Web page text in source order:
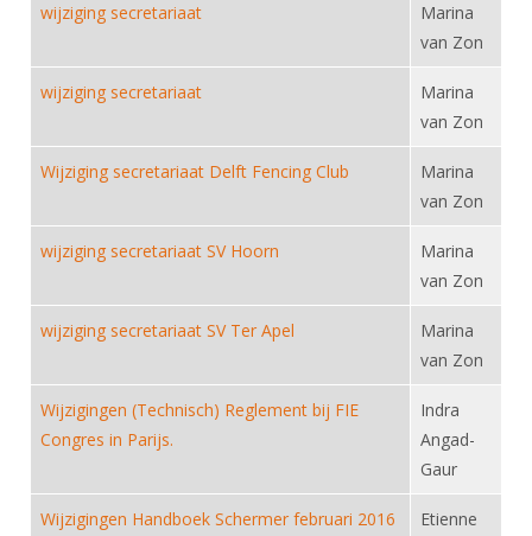
Contact
Samenwerking
Nieuws
Witte Vlekkenplan
Overschrijven leden
KNAS Keurmerk
NK's
JPT
JEC
Wedstrijdorganisatie
Nieuws
Aanvragen van scheidsrechters
Scheidsrechterslijst
Import inschrijvingen uit Nahouw
NK organiseren
Nieuws
Scheidsrechter Documentatie
Opleidingen
Tuchtzaken
Archief
Bibliotheek
Touché
wijziging secretariaat
Marina
van Zon
wijziging secretariaat
Marina
van Zon
Wijziging secretariaat Delft Fencing Club
Marina
van Zon
wijziging secretariaat SV Hoorn
Marina
van Zon
wijziging secretariaat SV Ter Apel
Marina
van Zon
Wijzigingen (Technisch) Reglement bij FIE
Congres in Parijs.
Indra
Angad-
Gaur
Wijzigingen Handboek Schermer februari 2016
Etienne